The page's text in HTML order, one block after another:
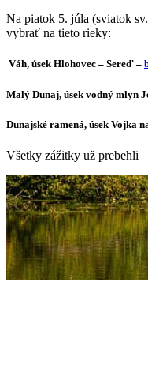
Na piatok 5. júla (sviatok
vybrať na tieto rieky:
Váh, úsek Hlohovec – Sereď –
Malý Dunaj, úsek vodný mlyn
Dunajské ramená, úsek Vojka
Všetky zážitky už prebehli